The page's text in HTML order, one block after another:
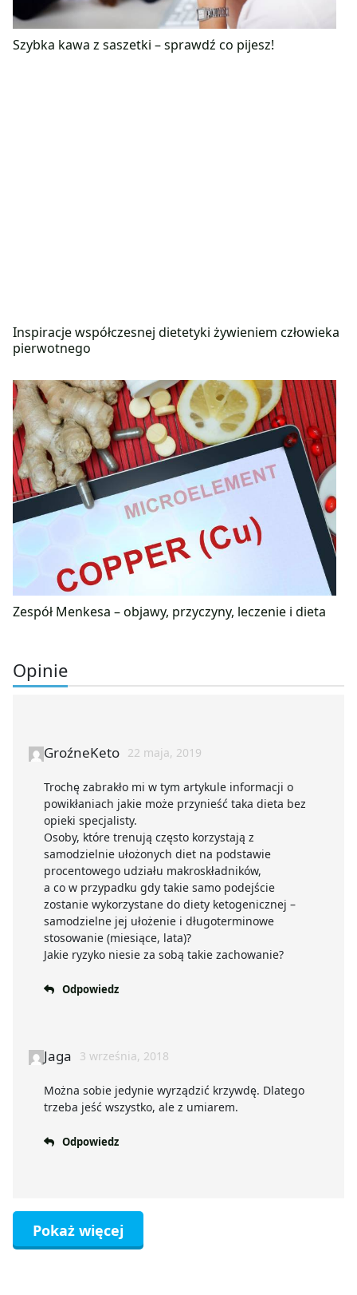
Szybka kawa z saszetki – sprawdź co pijesz!
Inspiracje współczesnej dietetyki żywieniem człowieka
pierwotnego
Zespół Menkesa – objawy, przyczyny, leczenie i dieta
Opinie
GroźneKeto 22 maja, 2019
Trochę zabrakło mi w tym artykule informacji o
powikłaniach jakie może przynieść taka dieta bez
opieki specjalisty.
Osoby, które trenują często korzystają z
samodzielnie ułożonych diet na podstawie
procentowego udziału makroskładników,
a co w przypadku gdy takie samo podejście
zostanie wykorzystane do diety ketogenicznej –
samodzielne jej ułożenie i długoterminowe
stosowanie (miesiące, lata)?
Jakie ryzyko niesie za sobą takie zachowanie?
Odpowiedz
Jaga 3 września, 2018
Można sobie jedynie wyrządzić krzywdę. Dlatego
trzeba jeść wszystko, ale z umiarem.
Odpowiedz
Pokaż więcej